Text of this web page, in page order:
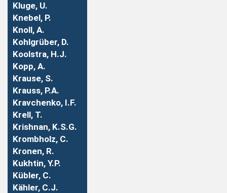
Kluge, U.
Knebel, P.
Knoll, A.
Kohlgrüber, D.
Koolstra, H.J.
Kopp, A.
Krause, S.
Krauss, P.A.
Kravchenko, I.F.
Krell, T.
Krishnan, K.S.G.
Krombholz, C.
Kronen, R.
Kukhtin, Y.P.
Kübler, C.
Kähler, C.J.